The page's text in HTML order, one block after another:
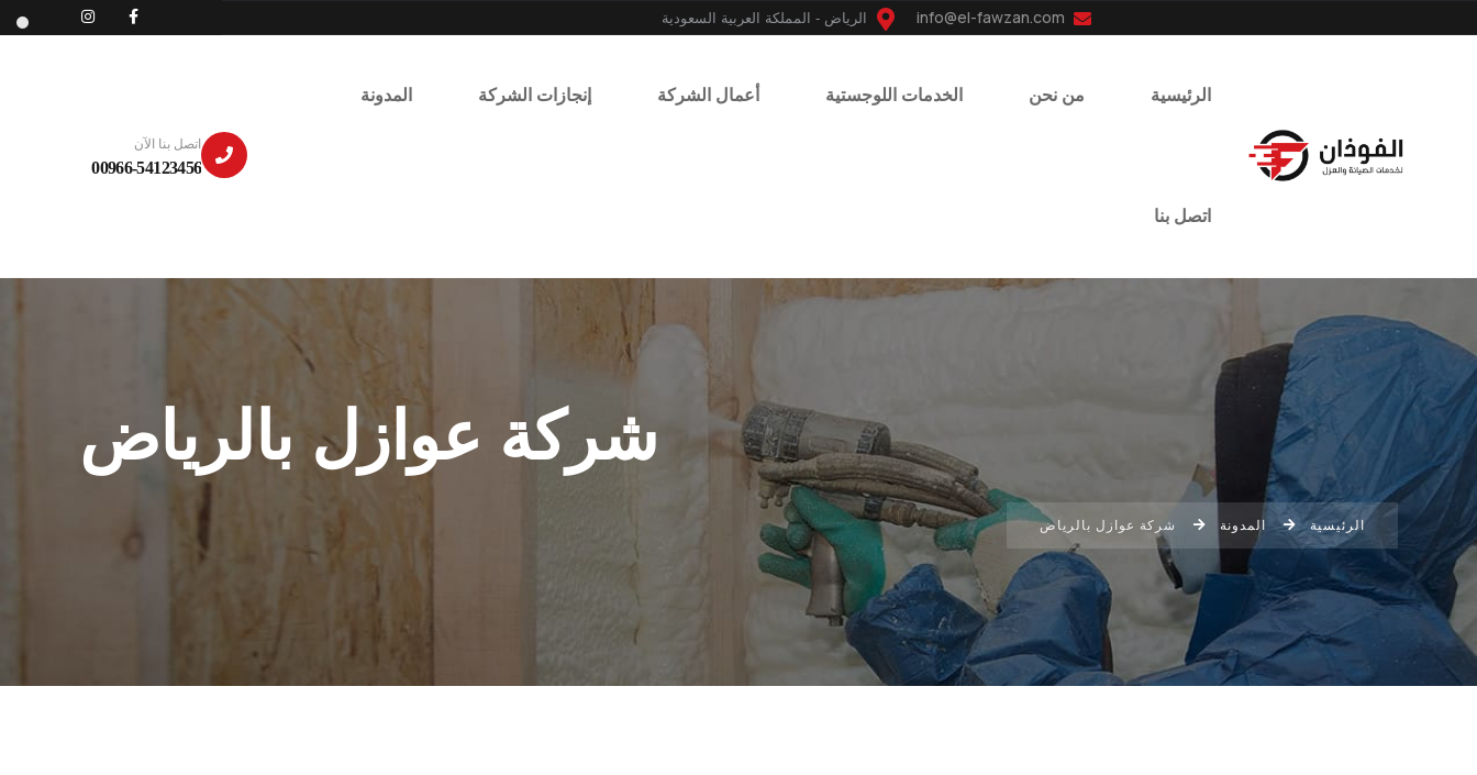
الرياض - المملكة العربية السعودية
الرئيسية من نحن الخدمات اللوجستية أعمال الشركة إنجازات الشركة المدونة
اتصل بنا
اتصل بنا الآن
00966-54123456
شركة عوازل بالرياض
الرئيسية المدونة شركة عوازل بالرياض